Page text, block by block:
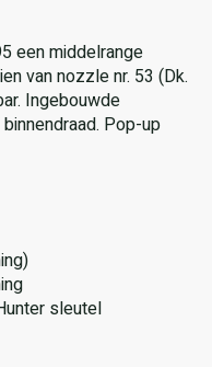
een middelrange
van nozzle nr. 53 (Dk.
Ingebouwde
Pop-up
sleutel